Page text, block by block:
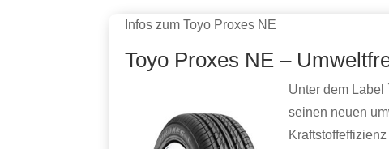
Infos zum Toyo Proxes NE
Toyo Proxes NE –
Unter dem Label
seinen neuen